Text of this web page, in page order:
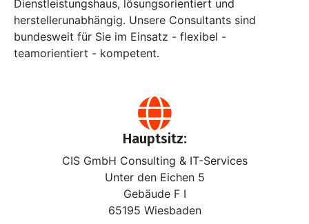
Dienstleistungshaus, lösungsorientiert und
herstellerunabhängig. Unsere Consultants sind
bundesweit für Sie im Einsatz - flexibel -
teamorientiert - kompetent.
Hauptsitz:
CIS GmbH Consulting & IT-Services
Unter den Eichen 5
Gebäude F I
65195 Wiesbaden